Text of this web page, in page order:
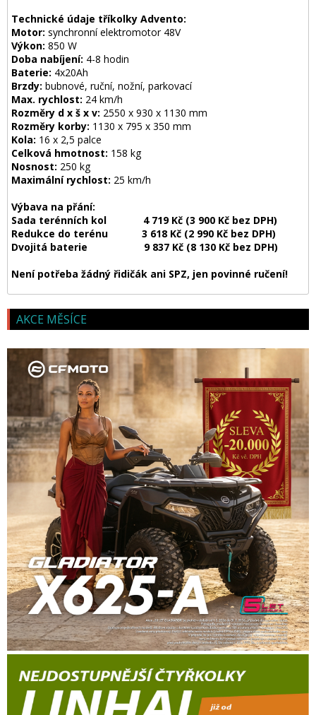
Technické údaje tříkolky Advento:
Motor: synchronní elektromotor 48V
Výkon: 850 W
Doba nabíjení: 4-8 hodin
Baterie: 4x20Ah
Brzdy: bubnové, ruční, nožní, parkovací
Max. rychlost: 24 km/h
Rozměry d x š x v: 2550 x 930 x 1130 mm
Rozměry korby: 1130 x 795 x 350 mm
Kola: 16 x 2,5 palce
Celková hmotnost: 158 kg
Nosnost: 250 kg
Maximální rychlost: 25 km/h
Výbava na přání:
Sada terénních kol 4 719 Kč (3 900 Kč bez DPH)
Redukce do terénu 3 618 Kč (2 990 Kč bez DPH)
Dvojitá baterie 9 837 Kč (8 130 Kč bez DPH)
Není potřeba žádný řidičák ani SPZ, jen povinné ručení!
AKCE MĚSÍCE